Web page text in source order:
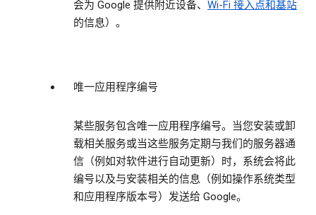
会为 Google 提供附近设备、 Wi-Fi 接入点和基站
的信息）。
唯一应用程序编号
某些服务包含唯一应用程序编号。当您安装或卸
载相关服务或当这些服务定期与我们的服务器通
信（例如对软件进行自动更新）时，系统会将此
编号以及与安装相关的信息（例如操作系统类型
和应用程序版本号）发送给 Google。